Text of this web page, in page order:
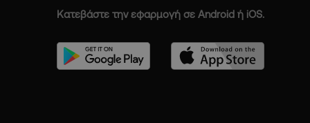
Κατεβάστε την εφαρμογή σε Android ή iOS.